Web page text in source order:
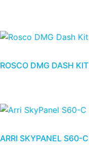
ROSCO DMG DASH KIT
ARRI SKYPANEL S60-C